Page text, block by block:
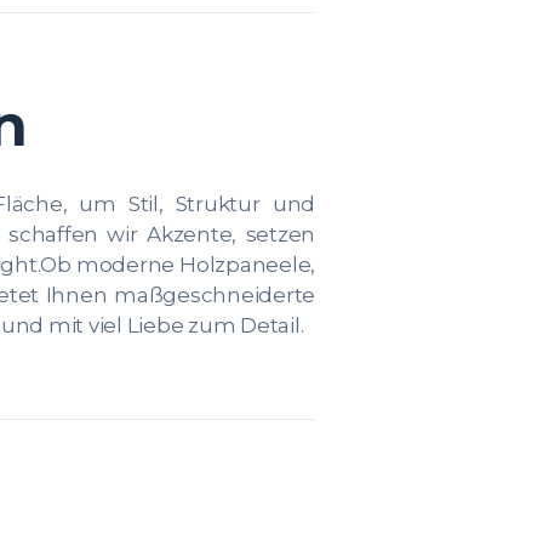
um Stil, Struktur und
wir Akzente, setzen
moderne Holzpaneele,
Ihnen maßgeschneiderte
mit viel Liebe zum Detail.